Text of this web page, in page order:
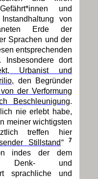
und
von
Erde der
Sprachen und der
entsprechenden
dort
Urbanist und
, den Begründer
der Verformung
Beschleunigung.
nie erlebt habe,
meiner wichtigsten
treffen hier
Stillstand“ 7
indes der dem
Denk- und
sprachliche und